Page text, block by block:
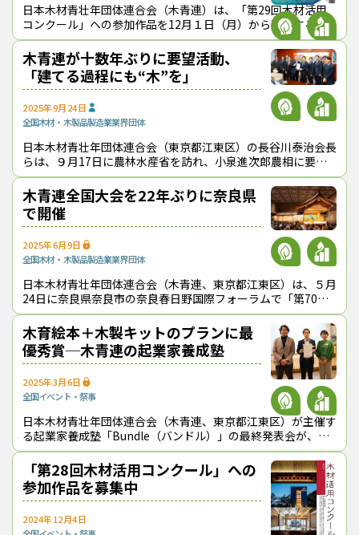
日本木材青壮年団体連合会（木青連）は、「第29回木材活用
コンクール」への参加作品を12月１日（月）から募集する。
①木造（混構造も可）または内外装を木質化した建築物で延床
面積300m2以上、②同延床面
木青連が十数年ぶりに要望活動、
「建てる過程にも“木”を」
2025年9月24日
全国木材・木製品製造業業界団体
日本木材青壮年団体連合会（東京都江東区）の長谷川泰治会長
らは、９月17日に農林水産省を訪れ、小泉進次郎農相に要望
書を手渡した。同連合会が国に対して要望活動を行ったのは十
数年ぶり。 要望項目は８
木青連全国大会を22年ぶりに奈良県
で開催
2025年6月9日
全国木材・木製品製造業業界団体
日本木材青壮年団体連合会（木青連、東京都江東区）は、５月
24日に奈良県奈良市の奈良春日野国際フォーラムで「第70回
全国会員関西大会」を開催し、全国から約550名が参集した。
木育絵本＋木製キットのプランに最
優秀賞─木青連の起業家養成塾
2025年3月6日
全国イベント・祭事
日本木材青壮年団体連合会（木青連、東京都江東区）が主催す
る起業家養成塾「Bundle（バンドル）」の最終発表会が、２
月８日に東京都内で開催された。 12名の塾生が様々な事業提
案を行った結果、（
「第28回木材活用コンクール」への
参加作品を募集中
2024年12月4日